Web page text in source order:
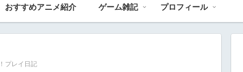
おすすめアニメ紹介 ゲーム雑記 プロフィール
プレイ日記